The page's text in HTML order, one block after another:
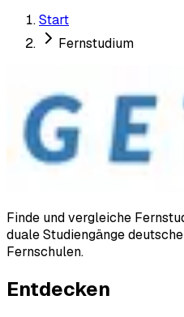
Start
Fernstudium
Finde und vergleiche
duale Studiengänge
Fernschulen.
Entdecken